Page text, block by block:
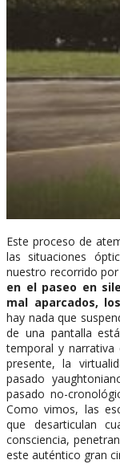
Este proceso de
las situaciones
nuestro recorrido
en el paseo en
mal aparcados,
hay nada que
de una pantalla
temporal y narrativa
presente, la
pasado
pasado no-
Como vimos, las
que desarticulan
consciencia,
este auténtico gran